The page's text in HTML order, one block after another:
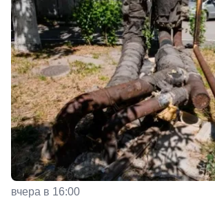
вчера в 16:00